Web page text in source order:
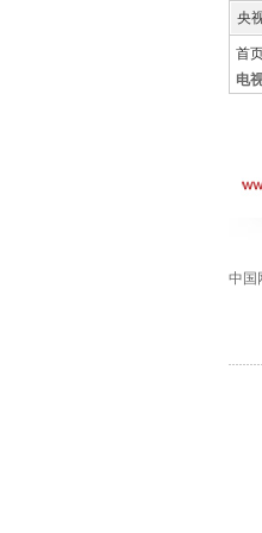
央
首
电
中国